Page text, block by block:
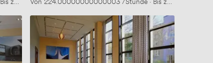
Experience
I&II;